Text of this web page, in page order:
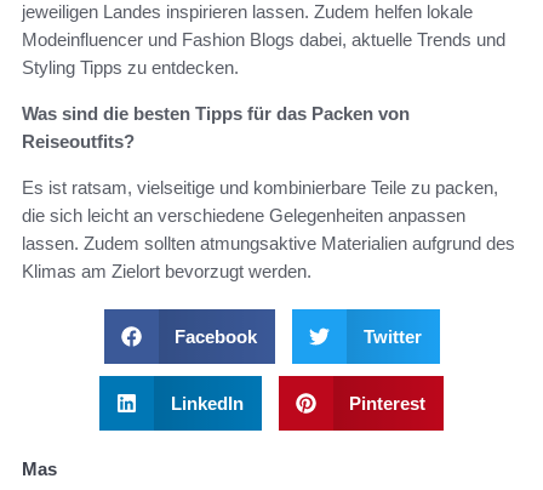
jeweiligen Landes inspirieren lassen. Zudem helfen lokale
Modeinfluencer und Fashion Blogs dabei, aktuelle Trends und
Styling Tipps zu entdecken.
Was sind die besten Tipps für das Packen von
Reiseoutfits?
Es ist ratsam, vielseitige und kombinierbare Teile zu packen,
die sich leicht an verschiedene Gelegenheiten anpassen
lassen. Zudem sollten atmungsaktive Materialien aufgrund des
Klimas am Zielort bevorzugt werden.
Facebook Twitter
LinkedIn Pinterest
Mas